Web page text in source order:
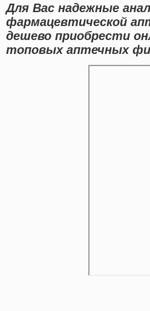
Для Вас надежные
фармацевтической
дешево приобрести
топовых аптечных